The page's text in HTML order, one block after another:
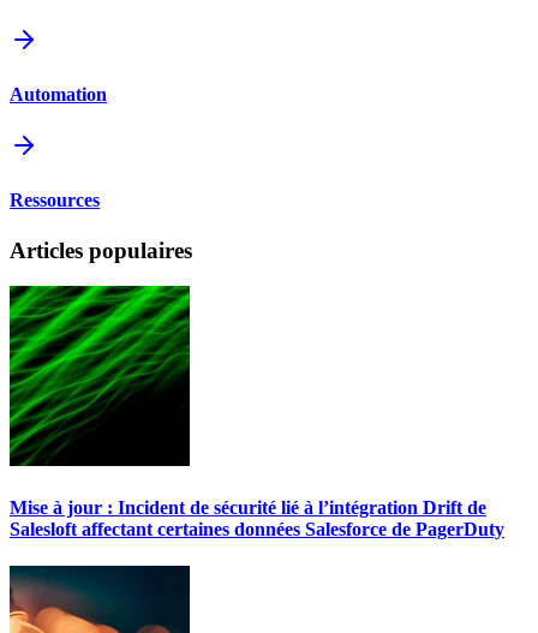
Automation
Ressources
Articles populaires
Mise à jour : Incident de sécurité lié à l’intégration Drift de
Salesloft affectant certaines données Salesforce de PagerDuty